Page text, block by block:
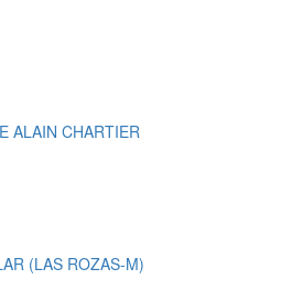
ALAIN CHARTIER
(LAS ROZAS-M)